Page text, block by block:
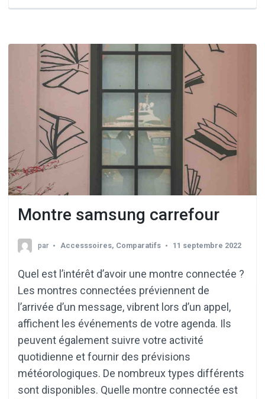
Montre samsung carrefour
par Accesssoires, Comparatifs 11 septembre 2022
Quel est l’intérêt d’avoir une montre connectée ?
Les montres connectées préviennent de
l’arrivée d’un message, vibrent lors d’un appel,
affichent les événements de votre agenda. Ils
peuvent également suivre votre activité
quotidienne et fournir des prévisions
météorologiques. De nombreux types différents
sont disponibles. Quelle montre connectée est